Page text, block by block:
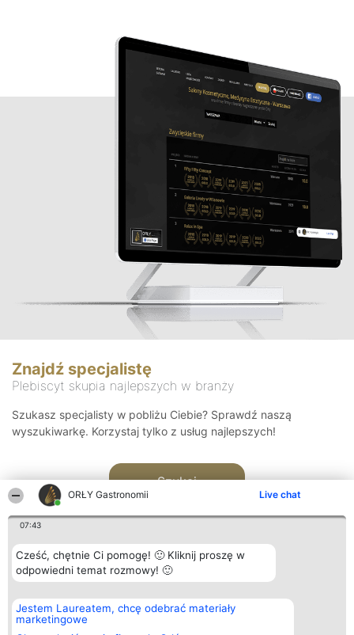
ORŁY Gastronomii Live chat
07:43
Cześć, chętnie Ci pomogę! 🙂 Kliknij proszę w
odpowiedni temat rozmowy! 🙂
Jestem Laureatem, chcę odebrać materiały
marketingowe
Znajdź specjalistę
Plebiscyt skupia najlepszych w branży
Szukasz specjalisty w pobliżu Ciebie? Sprawdź naszą
wyszukiwarkę. Korzystaj tylko z usług najlepszych!
Szukaj
Organizator plebiscytu
Bright Side Solutions sp. z o.
o. sp. k.
ul. Ruska 22
Plebiscyt
Laureaci
wszystkich
Kontakt
Kontakt